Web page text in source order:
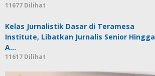
11677 Dilihat
Kelas Jurnalistik Dasar di Teramesa
Institute, Libatkan Jurnalis Senior Hingga
A…
11617 Dilihat